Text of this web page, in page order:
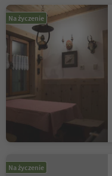
Na życzenie
Na życzenie